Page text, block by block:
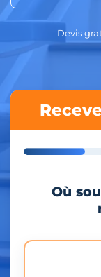
Devis
Où